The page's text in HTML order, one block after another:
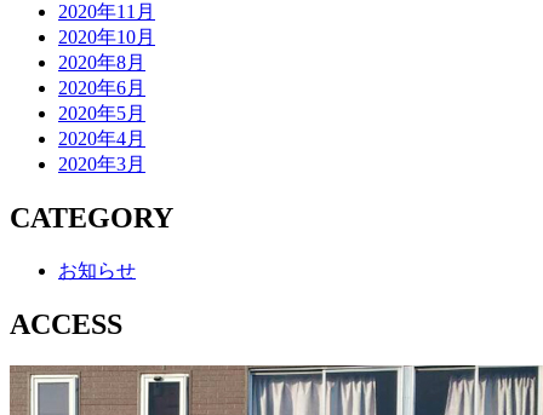
2020年11月
2020年10月
2020年8月
2020年6月
2020年5月
2020年4月
2020年3月
CATEGORY
お知らせ
ACCESS